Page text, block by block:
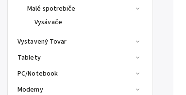
Malé spotrebiče
Vysávače
Vystavený Tovar
Tablety
PC/Notebook
Modemy